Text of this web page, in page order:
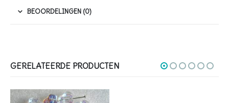
BEOORDELINGEN (0)
GERELATEERDE PRODUCTEN